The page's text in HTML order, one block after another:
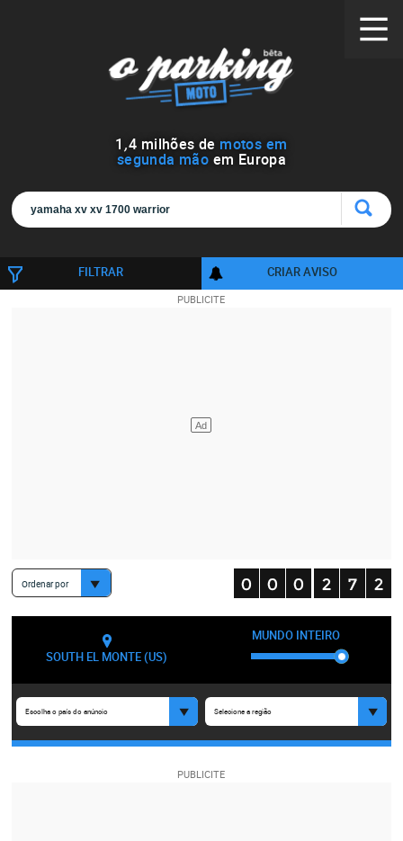
1 ,4 milhões de motos em
segunda mão em Europa
FILTRAR CRIAR AVISO
Ordenar por
SOUTH EL MONTE (US)
MUNDO INTEIRO
Escolha o país do anúncio Selecione a região